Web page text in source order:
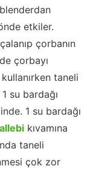
etkiler.
çorbanın
çorbayı
taneli
su bardağı
1 su bardağı
kıvamına
taneli
çok zor